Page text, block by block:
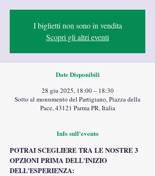
I biglietti non sono in vendita
Scopri gli altri eventi
Date Disponibili
28 giu 2025, 18:00 – 18:30
Sotto al monumento del Partigiano, Piazza della
Pace, 43121 Parma PR, Italia
Info sull'evento
POTRAI SCEGLIERE TRA LE NOSTRE 3
OPZIONI PRIMA DELL'INIZIO
DELL'ESPERIENZA: